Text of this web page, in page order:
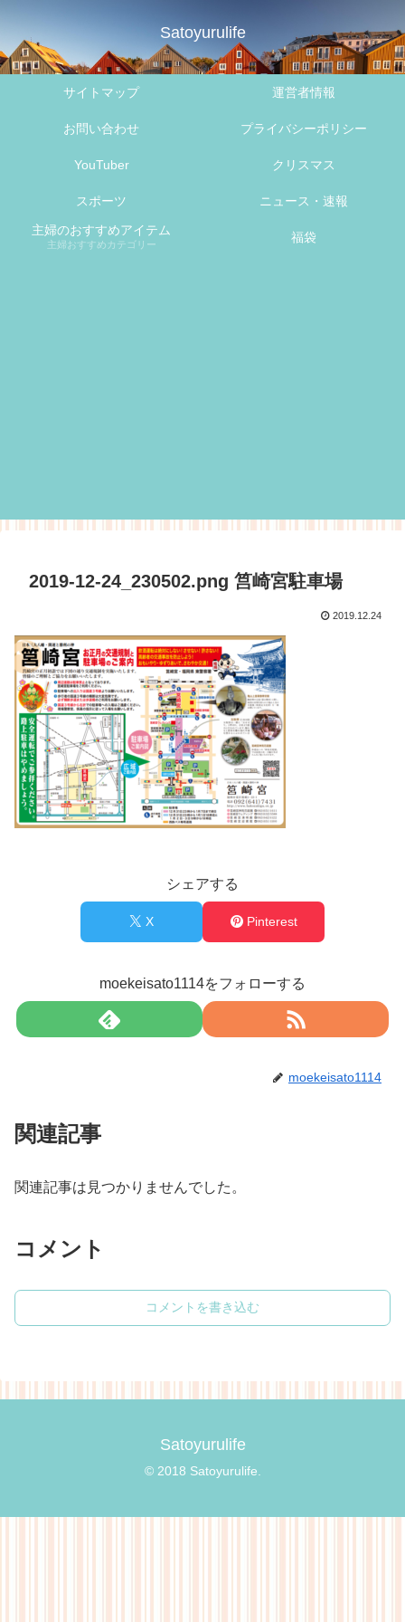
Satoyurulife
サイトマップ 運営者情報
お問い合わせ プライバシーポリシー
YouTuber クリスマス
スポーツ
ニュース・速報
主婦のおすすめアイテム
主婦おすすめカテゴリー 福袋
2019-12-24_230502.png 筥崎宮駐車場
2019.12.24
シェアする
X Pinterest
moekeisato1114をフォローする
moekeisato1114
関連記事
関連記事は見つかりませんでした。
コメント
コメントを書き込む
Satoyurulife
© 2018 Satoyurulife.